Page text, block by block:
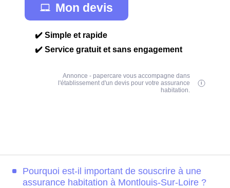
Mon devis
✔️ Simple et rapide
✔️ Service gratuit et sans engagement
Annonce - papercare vous accompagne dans
l'établissement d'un devis pour votre assurance
habitation.
Pourquoi est-il important de souscrire à une
assurance habitation à Montlouis-Sur-Loire ?